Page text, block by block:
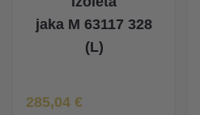
jaka M 63117 328
(L)
Īpaša Cena
285,04 €